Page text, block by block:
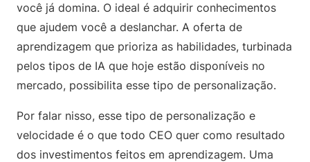
você já domina. O ideal é adquirir conhecimentos
que ajudem você a deslanchar. A oferta de
aprendizagem que prioriza as habilidades, turbinada
pelos tipos de IA que hoje estão disponíveis no
mercado, possibilita esse tipo de personalização.
Por falar nisso, esse tipo de personalização e
velocidade é o que todo CEO quer como resultado
dos investimentos feitos em aprendizagem. Uma